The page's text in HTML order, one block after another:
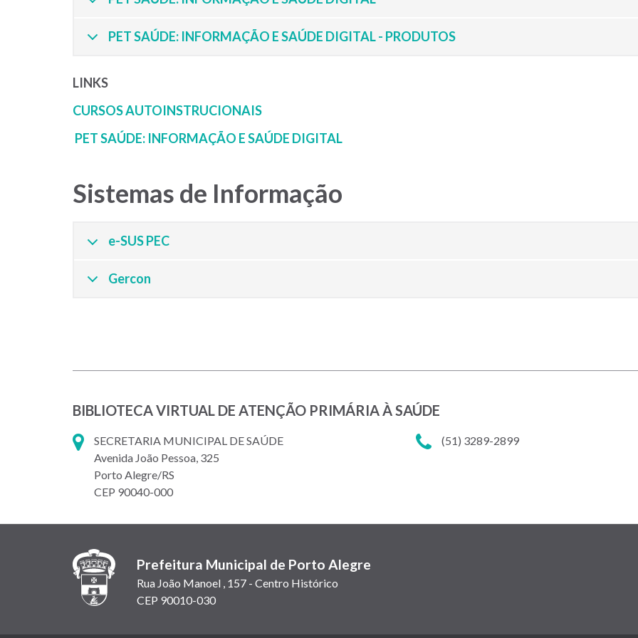
PET SAÚDE: INFORMAÇÃO E SAÚDE DIGITAL - PRODUTOS
LINKS
CURSOS AUTOINSTRUCIONAIS
PET SAÚDE: INFORMAÇÃO E SAÚDE DIGITAL
Sistemas de Informação
e-SUS PEC
Gercon
BIBLIOTECA VIRTUAL DE ATENÇÃO PRIMÁRIA À SAÚDE
SECRETARIA MUNICIPAL DE SAÚDE
Avenida João Pessoa, 325
Porto Alegre/RS
CEP 90040-000
(51) 3289-2899
Prefeitura Municipal de Porto Alegre
Rua João Manoel , 157 - Centro Histórico
CEP 90010-030